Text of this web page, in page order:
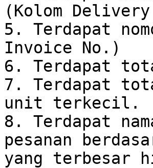
(Kolom
5. Terdapat
Invoice No.)
6. Terdapat
7. Terdapat
unit terkecil.
8. Terdapat
pesanan
yang terbesar